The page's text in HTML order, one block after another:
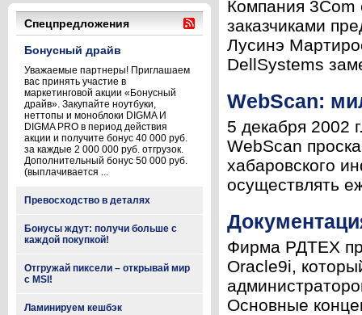
Спецпредложения
Бонусный драйв
Уважаемые партнеры! Приглашаем
вас принять участие в
маркетинговой акции «Бонусный
драйв». Закупайте ноутбуки,
неттопы и моноблоки DIGMA И
DIGMA PRO в период действия
акции и получите бонус 40 000 руб.
за каждые 2 000 000 руб. отгрузок.
Дополнительный бонус 50 000 руб.
(выплачивается ...
Превосходство в деталях
Бонусы ждут: получи больше с
каждой покупкой!
Отгружай пиксели – открывай мир
с MSI!
Ламинируем кешбэк
Компания 3Com
заказчиками
Лусинэ
DellSystems
WebScan:
5 декабря 2002
WebScan
хабаровского
осуществлять
Фирма РДТЕХ
Oracle9i,
Основные